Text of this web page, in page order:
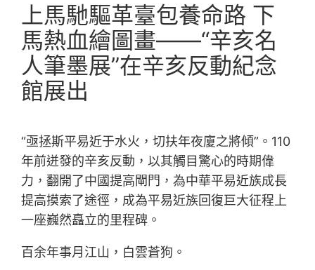
上馬馳驅革臺包養命路 下
馬熱血繪圖畫——“辛亥名
人筆墨展”在辛亥反動紀念
館展出
“亟拯斯平易近于水火，切扶年夜廈之將傾”。110
年前迸發的辛亥反動，以其觸目驚心的時期偉
力，翻開了中國提高閘門，為中華平易近族成長
提高摸索了途徑，成為平易近族回復巨大征程上
一座巍然矗立的里程碑。
百余年事月江山，白雲蒼狗。